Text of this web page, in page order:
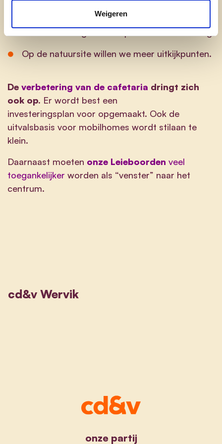
Weigeren
bessenstruiken en fruitbomen aanplanten en
Op de natuursite willen we meer uitkijkpunten.
De verbetering van de cafetaria dringt zich
ook op. Er wordt best een
investeringsplan voor opgemaakt. Ook de
uitvalsbasis voor mobilhomes wordt stilaan te
klein.
Daarnaast moeten onze Leieboorden veel
toegankelijker worden als “venster” naar het
centrum.
cd&v Wervik
onze partij